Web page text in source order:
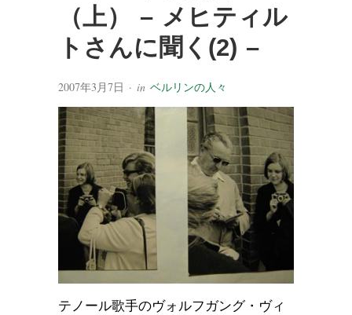
（上） – メヒティル
トさんに聞く(2) –
2007年3月7日 · in ベルリンの人々
テノール歌手のヴォルフガング・ヴィ